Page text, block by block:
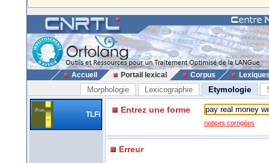
Accueil Portail lexical Corpus
Morphologie Lexicographie Etymologie
TLFi Entrez une forme
notices corrigées
Erreur